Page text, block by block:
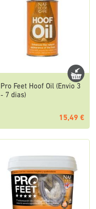
Pro Feet Hoof Oil (Envio 3
- 7 dias)
15,49 €